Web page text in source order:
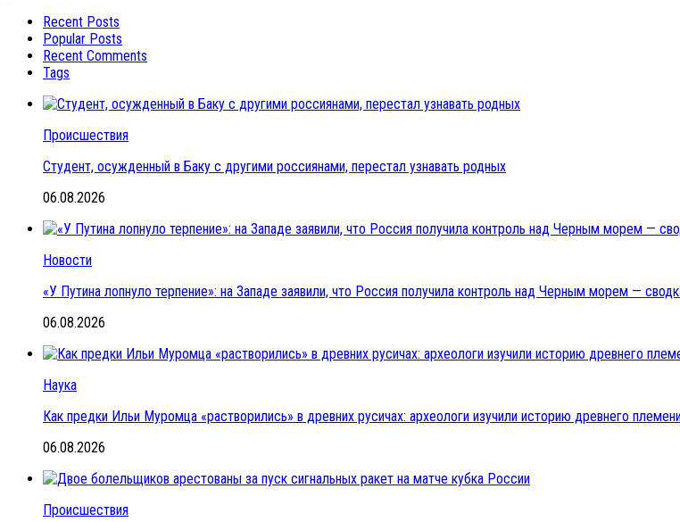
Recent Posts
Popular Posts
Recent Comments
Tags
Происшествия
Студент, осужденный в Баку с другими россиянами, перестал узнавать родных
06.08.2026
Новости
«У Путина лопнуло терпение»: на Западе заявили, что Россия получила контроль над Черным морем —
06.08.2026
Наука
Как предки Ильи Муромца «растворились» в древних русичах: археологи изучили историю древнего
06.08.2026
Происшествия